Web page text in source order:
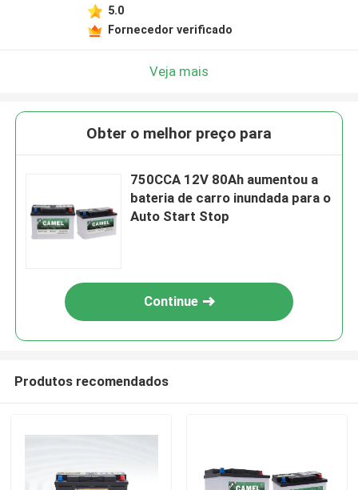
5.0
Fornecedor verificado
Veja mais
Obter o melhor preço para
750CCA 12V 80Ah aumentou a
bateria de carro inundada para o
Auto Start Stop
Continue
Produtos recomendados